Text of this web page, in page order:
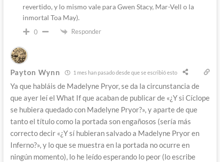
revertido, y lo mismo vale para Gwen Stacy, Mar-Vell o la
inmortal Toa May).
0 Responder
Payton Wynn 1 mes han pasado desde que se escribió esto
Ya que habláis de Madelyne Pryor, se da la circunstancia de
que ayer leí el What If que acaban de publicar de «¿Y si Cíclope
se hubiera quedado con Madelyne Pryor?», y aparte de que
tanto el título como la portada son engañosos (sería más
correcto decir «¿Y sí hubieran salvado a Madelyne Pryor en
Inferno?», y lo que se muestra en la portada no ocurre en
ningún momento), lo he leído esperando lo peor (lo escribe